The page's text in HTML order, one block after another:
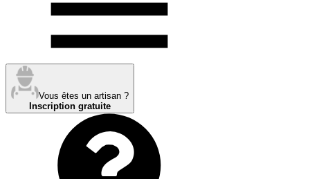
Vous êtes un artisan ?
Inscription gratuite